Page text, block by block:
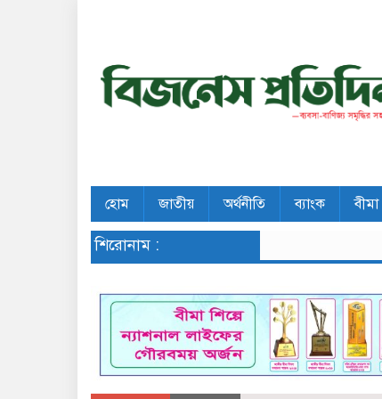
হোম জাতীয় অর্থনীতি ব্যাংক বীমা
শিরোনাম :